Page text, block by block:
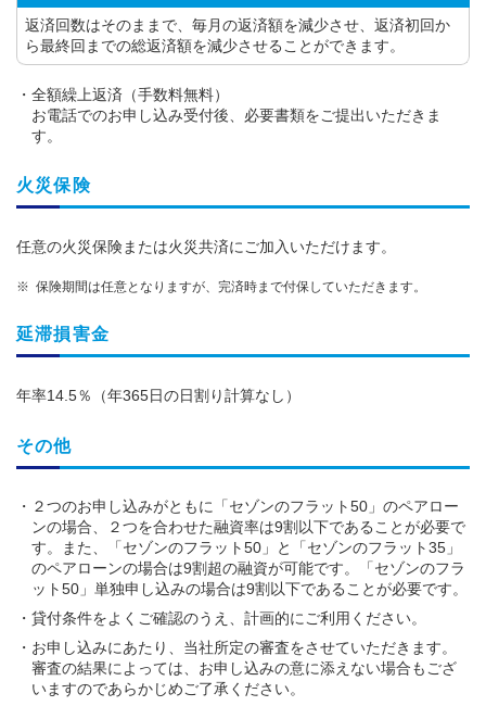
返済回数はそのままで、毎月の返済額を減少させ、返済初回か
ら最終回までの総返済額を減少させることができます。
全額繰上返済（手数料無料）
お電話でのお申し込み受付後、必要書類をご提出いただきま
す。
火災保険
任意の火災保険または火災共済にご加入いただけます。
保険期間は任意となりますが、完済時まで付保していただきます。
延滞損害金
年率14.5％（年365日の日割り計算なし）
その他
２つのお申し込みがともに「セゾンのフラット50」のペアロー
ンの場合、２つを合わせた融資率は9割以下であることが必要で
す。また、「セゾンのフラット50」と「セゾンのフラット35」
のペアローンの場合は9割超の融資が可能です。「セゾンのフラ
ット50」単独申し込みの場合は9割以下であることが必要です。
貸付条件をよくご確認のうえ、計画的にご利用ください。
お申し込みにあたり、当社所定の審査をさせていただきます。
審査の結果によっては、お申し込みの意に添えない場合もござ
いますのであらかじめご了承ください。